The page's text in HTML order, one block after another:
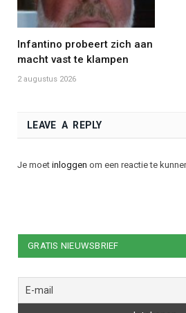
Infantino probeert zich aan
macht vast te klampen
2 augustus 2026
LEAVE A REPLY
Je moet inloggen om een reactie te
GRATIS NIEUWSBRIEF